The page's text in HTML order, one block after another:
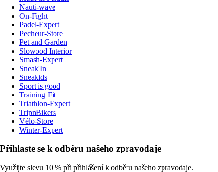
Nauti-wave
On-Fight
Padel-Expert
Pecheur-Store
Pet and Garden
Slowood Interior
Smash-Expert
Sneak'In
Sneakids
Sport is good
Training-Fit
Triathlon-Expert
TripnBikers
Vélo-Store
Winter-Expert
Přihlaste se k odběru našeho zpravodaje
Využijte slevu 10 % při přihlášení k odběru našeho zpravodaje.